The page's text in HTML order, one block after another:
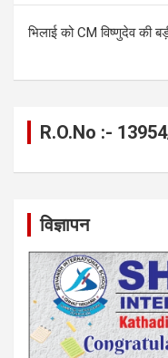
k
p
भिलाई को CM विष्णुदेव की
R.O.No :-
विज्ञापन